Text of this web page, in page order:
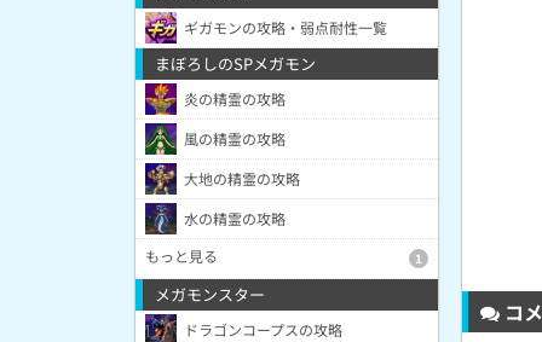
コ
ギガモンの攻略・弱点耐性一覧
まぼろしのSPメガモン
炎の精霊の攻略
風の精霊の攻略
大地の精霊の攻略
水の精霊の攻略
もっと見る
1
メガモンスター
ドラゴンコープスの攻略